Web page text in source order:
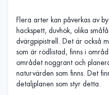
Flera arter kan påverkas av
hackspett, duvhök, olika
dvärgpipistrell. Det är också
som är rödlistad, finns i
området noggrant och
naturvärden som finns. Det
detaljplanen som styr detta.